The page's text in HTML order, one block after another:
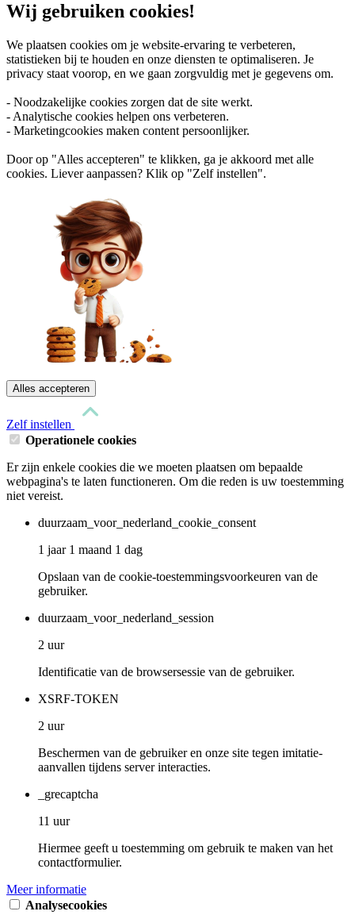
Wij gebruiken cookies!
We plaatsen cookies om je website-ervaring te verbeteren,
statistieken bij te houden en onze diensten te optimaliseren. Je
privacy staat voorop, en we gaan zorgvuldig met je gegevens om.
- Noodzakelijke cookies zorgen dat de site werkt.
- Analytische cookies helpen ons verbeteren.
- Marketingcookies maken content persoonlijker.
Door op "Alles accepteren" te klikken, ga je akkoord met alle
cookies. Liever aanpassen? Klik op "Zelf instellen".
Alles accepteren
Zelf instellen
Operationele cookies
Er zijn enkele cookies die we moeten plaatsen om bepaalde
webpagina's te laten functioneren. Om die reden is uw toestemming
niet vereist.
duurzaam_voor_nederland_cookie_consent
1 jaar 1 maand 1 dag
Opslaan van de cookie-toestemmingsvoorkeuren van de
gebruiker.
duurzaam_voor_nederland_session
2 uur
Identificatie van de browsersessie van de gebruiker.
XSRF-TOKEN
2 uur
Beschermen van de gebruiker en onze site tegen imitatie-
aanvallen tijdens server interacties.
_grecaptcha
11 uur
Hiermee geeft u toestemming om gebruik te maken van het
contactformulier.
Meer informatie
Analysecookies